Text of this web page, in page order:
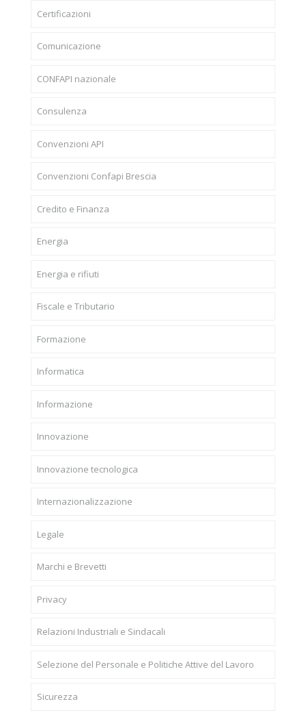
Certificazioni
Comunicazione
CONFAPI nazionale
Consulenza
Convenzioni API
Convenzioni Confapi Brescia
Credito e Finanza
Energia
Energia e rifiuti
Fiscale e Tributario
Formazione
Informatica
Informazione
Innovazione
Innovazione tecnologica
Internazionalizzazione
Legale
Marchi e Brevetti
Privacy
Relazioni Industriali e Sindacali
Selezione del Personale e Politiche Attive del Lavoro
Sicurezza